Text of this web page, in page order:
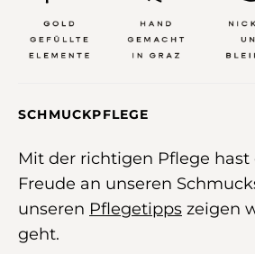
SCHMUCKPFLEGE
Mit der richtigen Pflege hast
Freude an unseren
unseren Pflegetipps zeigen
geht.